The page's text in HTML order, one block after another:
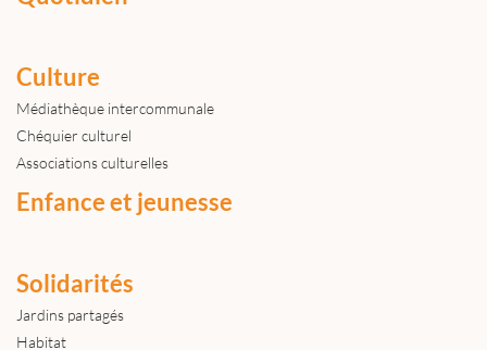
Culture
Médiathèque intercommunale
Chéquier culturel
Associations culturelles
Enfance et jeunesse
Solidarités
Jardins partagés
Habitat